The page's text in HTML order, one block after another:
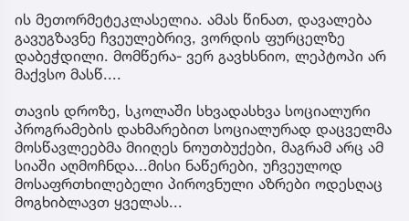
ის მეთორმეტეკლასელია. ამას წინათ, დავალება
გავუგზავნე ჩვეულებრივ, ვორდის ფურცელზე
დაბეჭდილი. მომწერა- ვერ გავხსნიო, ლეპტოპი არ
მაქვსო მასწ....
თავის დროზე, სკოლაში სხვადასხვა სოციალური
პროგრამების დახმარებით სოციალურად დაცველმა
მოსწავლეებმა მიიღეს ნოუთბუქები, მაგრამ არც ამ
სიაში აღმოჩნდა...მისი ნაწერები, უჩვეულოდ
მოსაფრთხილებელი პიროვნული აზრები ოდესღაც
მოგხიბლავთ ყველას...